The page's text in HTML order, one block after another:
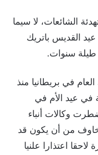
الشائعات، لا سيما
القديس باتريك
طيلة سنوات.
في بريطانيا منذ
في عيد الأم في
وكالات أنباء
من أن يكون قد
لاحقا اعتذارا علنيا